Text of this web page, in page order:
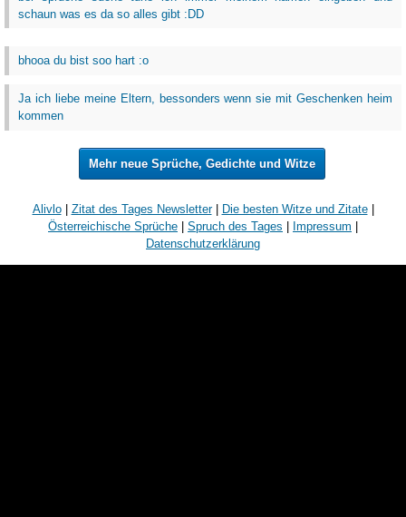
schaun was es da so alles gibt :DD
bhooa du bist soo hart :o
Ja ich liebe meine Eltern, bessonders wenn sie mit Geschenken heim
kommen
Mehr neue Sprüche, Gedichte und Witze
Alivlo| Zitat des Tages Newsletter| Die besten Witze und Zitate|
Österreichische Sprüche | Spruch des Tages | Impressum |
Datenschutzerklärung